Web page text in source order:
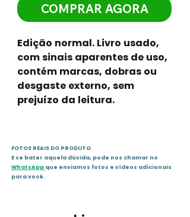
COMPRAR AGORA
Edição normal. Livro usado,
com sinais aparentes de uso,
contém marcas, dobras ou
desgaste externo, sem
prejuízo da leitura.
FOTOS REAIS DO PRODUTO
E se bater aquela dúvida, pode nos chamar no
WhatsApp que enviamos fotos e vídeos adicionais
para você.